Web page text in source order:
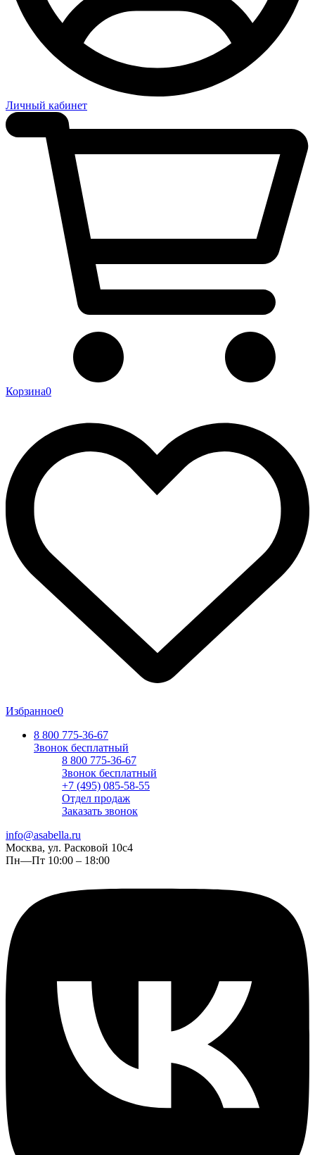
Личный кабинет
Корзина0
Избранное0
8 800 775-36-67
Звонок бесплатный
8 800 775-36-67
Звонок бесплатный
+7 (495) 085-58-55
Отдел продаж
Заказать звонок
info@asabella.ru
Москва, ул. Расковой 10с4
Пн—Пт 10:00 – 18:00